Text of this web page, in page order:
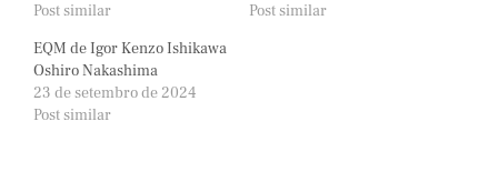
Post similar
Post similar
EQM de Igor Kenzo Ishikawa
Oshiro Nakashima
23 de setembro de 2024
Post similar